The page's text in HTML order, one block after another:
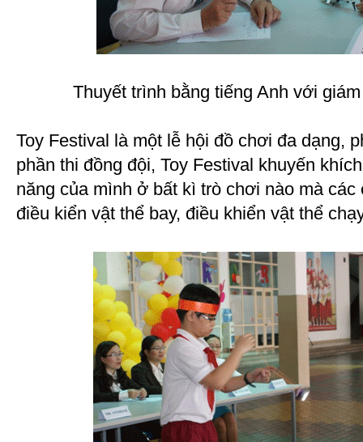
Thuyết trình bằng tiếng Anh với
Toy Festival là một lễ hội đồ chơi đa dạng,
phần thi đồng đội, Toy Festival khuyến
năng của mình ở bất kì trò chơi nào mà
điều kiển vật thể bay, điều khiển vật thể